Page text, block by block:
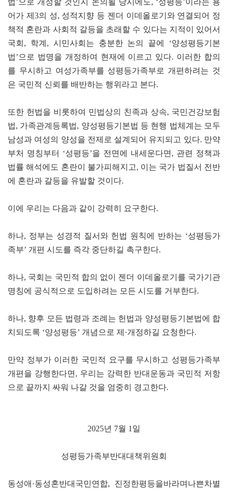
어가 제3의 성, 성적지향 등 젠더 이데올로기와 연결되어 정
책적 혼란과 사회적 갈등을 초래할 수 있다는 지적이 있어서
국회, 학계, 시민사회는 충분한 논의 끝에 ‘양성평등기본
법’으로 법명을 개정하여 현재에 이르고 있다. 이러한 합의
를 무시하고 여성가족부를 성평등가족부로 개편하려는 것
은 국민적 신뢰를 배반하는 행위라고 본다.
또한 헌법을 비롯하여 민법상의 친족과 상속, 국민건강보험
법, 가족관계등록법, 양성평등기본법 등 현행 법체계는 모두
남성과 여성의 양성을 전제로 설계되어 유지되고 있다. 만약
부처 명칭부터 ‘성평등’을 전면에 내세운다면, 관련 정책과
법률 해석에도 혼란이 불가피해지고, 이는 국가 법질서 전반
에 혼란과 갈등을 유발할 것이다.
이에 우리는 다음과 같이 강력히 요구한다.
하나, 정부는 성경적 질서와 헌법 원칙에 반하는 ‘성평등가
족부’ 개편 시도를 즉각 중단하길 촉구한다.
하나, 국회는 국민적 합의 없이 젠더 이데올로기를 국가기관
명칭에 공식적으로 도입하려는 모든 시도를 거부한다.
하나, 향후 모든 법령과 조례는 헌법과 양성평등기본법에 합
치되도록 ‘양성평등’ 개념으로 제·개정하길 요청한다.
만약 정부가 이러한 국민적 요구를 무시하고 성평등가족부
개편을 강행한다면, 우리는 강력한 반대운동과 국민적 저항
으로 끝까지 싸워 나갈 것을 엄중히 경고한다.
2025년 7월 1일
성평등가족부반대대책위원회
동성애·동성혼반대국민연합, 진정한평등을바라며나쁜차별